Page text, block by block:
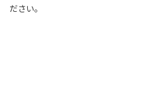
ださい。